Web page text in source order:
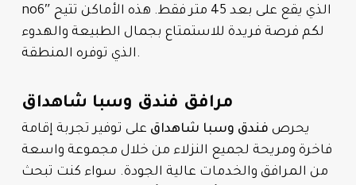
no6″ الذي يقع على بعد 45 متر فقط. هذه الأماكن تتيح
لكم فرصة فريدة للاستمتاع بجمال الطبيعة والهدوء
الذي توفره المنطقة.
مرافق فندق وسبا شاهداق
يحرص فندق وسبا شاهداق على توفير تجربة إقامة
فاخرة ومريحة لجميع النزلاء من خلال مجموعة واسعة
من المرافق والخدمات عالية الجودة. سواء كنت تبحث